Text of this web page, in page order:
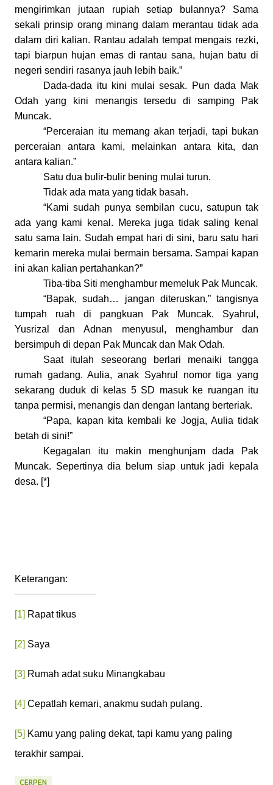
mengirimkan jutaan rupiah setiap bulannya? Sama
sekali prinsip orang minang dalam merantau tidak ada
dalam diri kalian. Rantau adalah tempat mengais rezki,
tapi biarpun hujan emas di rantau sana, hujan batu di
negeri sendiri rasanya jauh lebih baik.”
Dada-dada itu kini mulai sesak. Pun dada Mak
Odah yang kini menangis tersedu di samping Pak
Muncak.
“Perceraian itu memang akan terjadi, tapi bukan
perceraian antara kami, melainkan antara kita, dan
antara kalian.”
Satu dua bulir-bulir bening mulai turun.
Tidak ada mata yang tidak basah.
“Kami sudah punya sembilan cucu, satupun tak
ada yang kami kenal. Mereka juga tidak saling kenal
satu sama lain. Sudah empat hari di sini, baru satu hari
kemarin mereka mulai bermain bersama. Sampai kapan
ini akan kalian pertahankan?”
Tiba-tiba Siti menghambur memeluk Pak Muncak.
“Bapak, sudah… jangan diteruskan,”tangisnya
tumpah ruah di pangkuan
Pak Muncak. Syahrul,
Yusrizal dan Adnan menyusul, menghambur dan
bersimpuh di depan Pak Muncak dan Mak Odah.
Saat itulah seseorang berlari menaiki tangga
rumah gadang. Aulia, anak Syahrul nomortigayang
sekarang duduk di kelas 5 SD masuk ke ruangan itu
tanpa permisi, menangis dan dengan lantang berteriak.
“Papa, kapan kita kembali ke Jogja, Aulia tidak
betah di sini!”
Kegagalan itu makin menghunjam dada Pak
Muncak. Sepertinya dia belum siap untuk jadi kepala
desa. [*]
Keterangan:
[1] Rapat tikus
[2] Saya
[3] Rumah adat suku Minangkabau
[4] Cepatlah kemari, anakmu sudah pulang.
[5] Kamu yang paling dekat, tapi kamu yang paling
terakhir sampai.
CERPEN